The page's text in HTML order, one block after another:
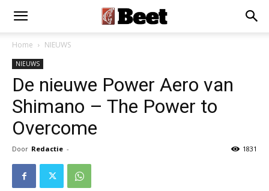
Home NIEUWS
NIEUWS
De nieuwe Power Aero van
Shimano – The Power to
Overcome
Door Redactie - 1831